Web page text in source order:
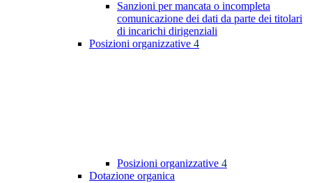
Sanzioni per mancata o incompleta
comunicazione dei dati da parte dei titolari
di incarichi dirigenziali
Posizioni organizzative 4
Posizioni organizzative 4
Dotazione organica